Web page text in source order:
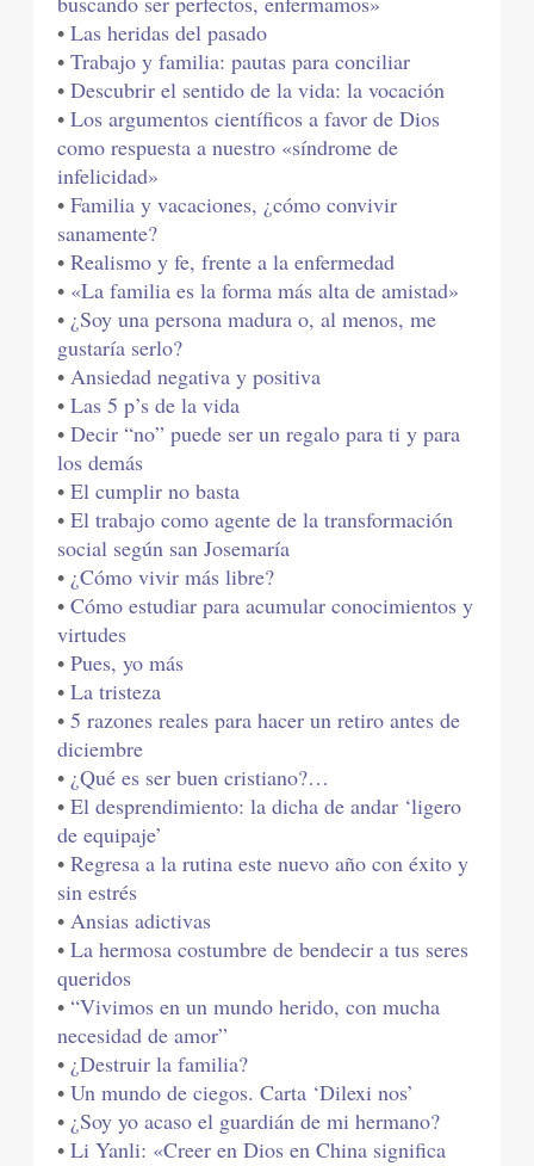
•Las heridas del pasado
•Trabajo y familia: pautas para conciliar
•Descubrir el sentido de la vida: la vocación
•Los argumentos científicos a favor de Dios
como respuesta a nuestro «síndrome de
infelicidad»
•Familia y vacaciones, ¿cómo convivir
sanamente?
•Realismo y fe, frente a la enfermedad
• «La familia es la forma más alta de amistad»
• ¿Soy una persona madura o, al menos, me
gustaría serlo?
•Ansiedad negativa y positiva
•Las 5 p’s de la vida
•Decir “no” puede ser un regalo para ti y para
los demás
•El cumplir no basta
•El trabajo como agente de la transformación
social según san Josemaría
• ¿Cómo vivir más libre?
•Cómo estudiar para acumular conocimientos y
virtudes
•Pues, yo más
•La tristeza
•5 razones reales para hacer un retiro antes de
diciembre
• ¿Qué es ser buen cristiano?…
•El desprendimiento: la dicha de andar ‘ligero
de equipaje’
•Regresa a la rutina este nuevo año con éxito y
sin estrés
•Ansias adictivas
•La hermosa costumbre de bendecir a tus seres
queridos
•“Vivimos en un mundo herido, con mucha
necesidad de amor”
• ¿Destruir la familia?
•Un mundo de ciegos. Carta ‘Dilexi nos’
• ¿Soy yo acaso el guardián de mi hermano?
•Li Yanli: «Creer en Dios en China significa